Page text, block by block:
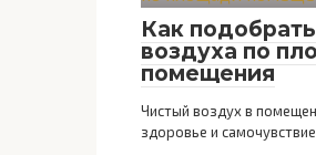
Как
воздуха по
помещения
Чистый воздух в
здоровье и